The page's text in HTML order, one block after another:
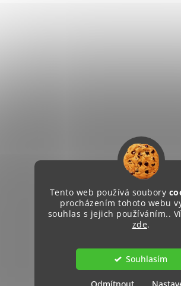
Tento web používá soubory
procházením tohoto webu
souhlas s jejich používáním..
zde.
Souhlasím